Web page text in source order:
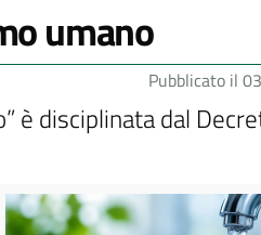
umano
Pubblicato il
è disciplinata dal